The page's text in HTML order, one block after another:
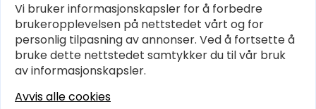
KJØPSVILKÅR OG BETINGELSER
PERSONVERN
Vi bruker informasjonskapsler for å forbedre
brukeropplevelsen på nettstedet vårt og for
personlig tilpasning av annonser. Ved å fortsette å
bruke dette nettstedet samtykker du til vår bruk
av informasjonskapsler.
Avvis alle cookies